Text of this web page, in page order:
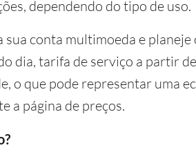
dependendo do tipo de uso.
conta multimoeda e planeje
dia, tarifa de serviço a partir
o que pode representar uma
a página de preços.